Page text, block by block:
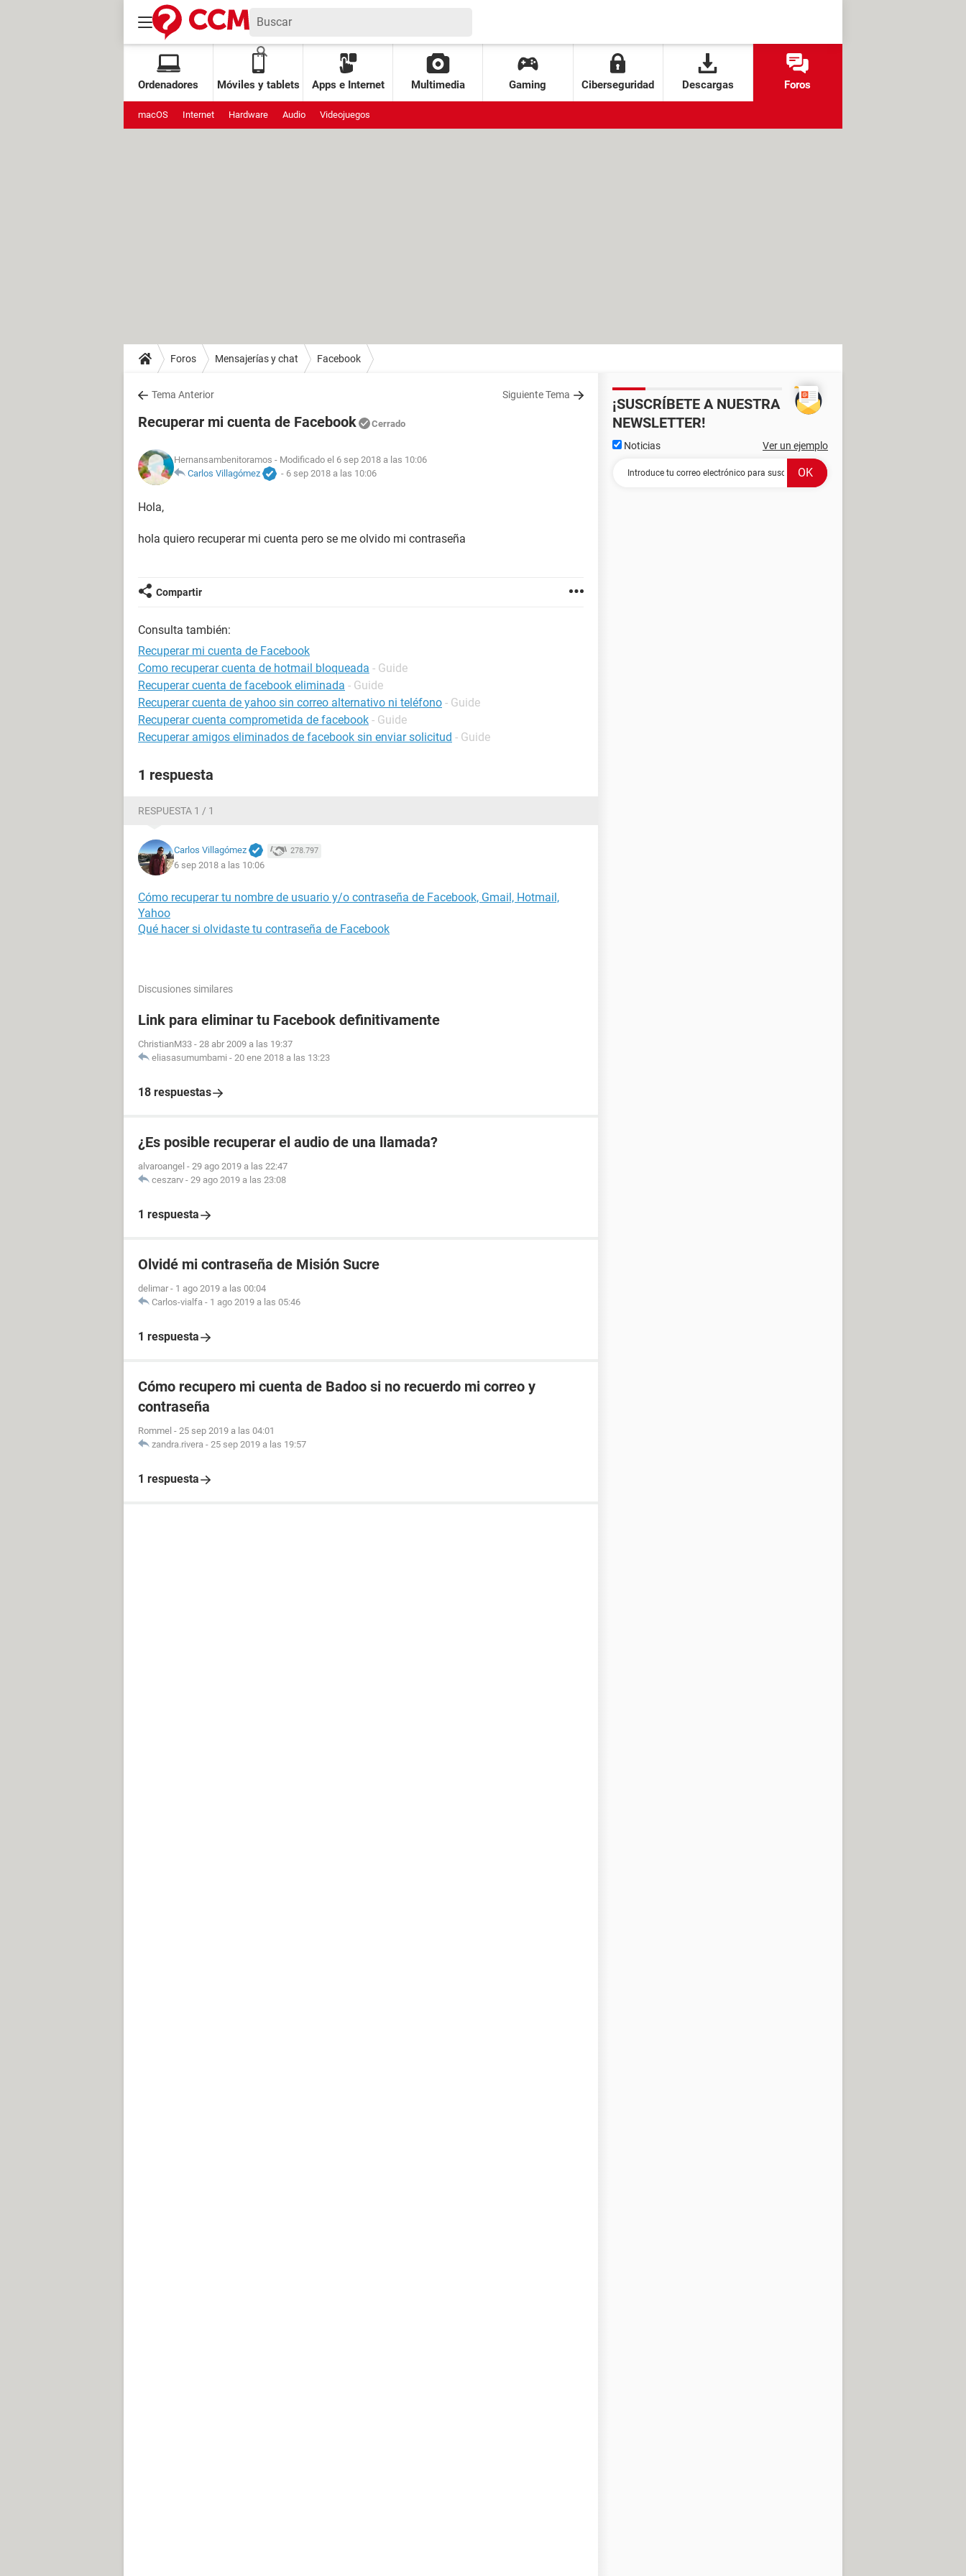
Ordenadores Móviles y tablets Apps e Internet Multimedia Gaming Ciberseguridad Descargas Foros
macOS Internet Hardware Audio Videojuegos
Foros Mensajerías y chat Facebook
Tema Anterior Siguiente Tema
Recuperar mi cuenta de Facebook Cerrado
Hernansambenitoramos - Modificado el 6 sep 2018 a las 10:06
Carlos Villagómez
- 6 sep 2018 a las 10:06
Hola,
hola quiero recuperar mi cuenta pero se me olvido mi contraseña
Compartir
Consulta también:
Recuperar mi cuenta de Facebook
Como recuperar cuenta de hotmail bloqueada - Guide
Recuperar cuenta de facebook eliminada - Guide
Recuperar cuenta de yahoo sin correo alternativo ni teléfono - Guide
Recuperar cuenta comprometida de facebook - Guide
Recuperar amigos eliminados de facebook sin enviar solicitud - Guide
1 respuesta
RESPUESTA 1 / 1
Carlos Villagómez 278.797
6 sep 2018 a las 10:06
Cómo recuperar tu nombre de usuario y/o contraseña de Facebook, Gmail, Hotmail,
Yahoo
Qué hacer si olvidaste tu contraseña de Facebook
Discusiones similares
Link para eliminar tu Facebook definitivamente
ChristianM33 - 28 abr 2009 a las 19:37
eliasasumumbami - 20 ene 2018 a las 13:23
18 respuestas
¿Es posible recuperar el audio de una llamada?
alvaroangel - 29 ago 2019 a las 22:47
ceszarv - 29 ago 2019 a las 23:08
1 respuesta
Olvidé mi contraseña de Misión Sucre
delimar - 1 ago 2019 a las 00:04
Carlos-vialfa - 1 ago 2019 a las 05:46
1 respuesta
Cómo recupero mi cuenta de Badoo si no recuerdo mi correo y
contraseña
Rommel - 25 sep 2019 a las 04:01
zandra.rivera - 25 sep 2019 a las 19:57
1 respuesta
¡SUSCRÍBETE A NUESTRA
NEWSLETTER!
Noticias Ver un ejemplo